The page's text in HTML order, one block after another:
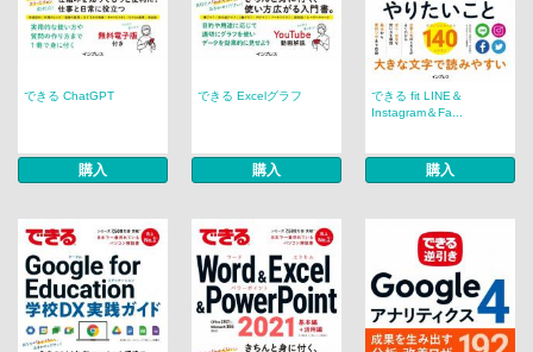
できる ChatGPT
購入
できる Excelグラフ
購入
できる fit LINE＆
Instagram＆Fa...
購入